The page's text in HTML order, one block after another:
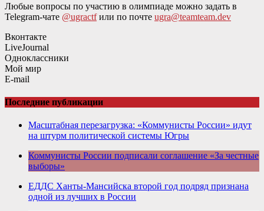
Любые вопросы по участию в олимпиаде можно задать в
Telegram-чате @ugractfили по почте ugra@teamteam.dev
Вконтакте
LiveJournal
Одноклассники
Мой мир
E-mail
Последние публикации
Масштабная перезагрузка: «Коммунисты России» идут
на штурм политической системы Югры
Коммунисты России подписали соглашение «За честные
выборы»
ЕДДС Ханты-Мансийска второй год подряд признана
одной из лучших в России